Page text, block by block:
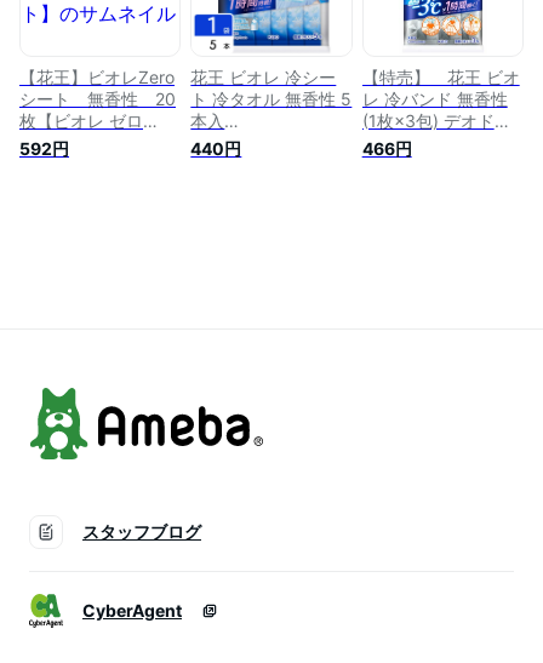
【花王】ビオレZero
シート 無香性 20
枚【ビオレ ゼロ
Zero シート】
592円
花王 ビオレ 冷シー
ト 冷タオル 無香性 5
本入
4901301379894
440円
【特売】 花王 ビオ
レ 冷バンド 無香性
(1枚×3包) デオドラ
ントシート 汗ふきシ
ート
466円
スタッフブログ
CyberAgent